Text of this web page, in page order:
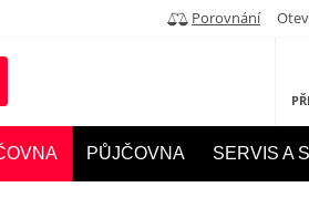
Porovnání
PŮJČOVNA SERVIS A